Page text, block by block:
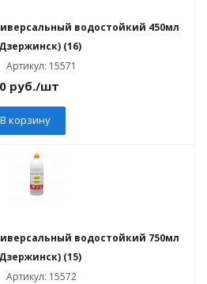
водостойкий 450мл
(16)
Артикул: 15571
руб./шт
В корзину
водостойкий 750мл
(15)
Артикул: 15572